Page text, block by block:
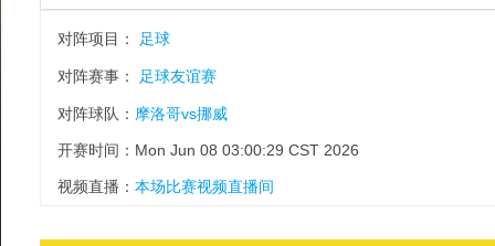
对阵项目： 足球
对阵赛事： 足球友谊赛
对阵球队： 摩洛哥vs挪威
开赛时间：Mon Jun 08 03:00:29 CST 2026
视频直播： 本场比赛视频直播间